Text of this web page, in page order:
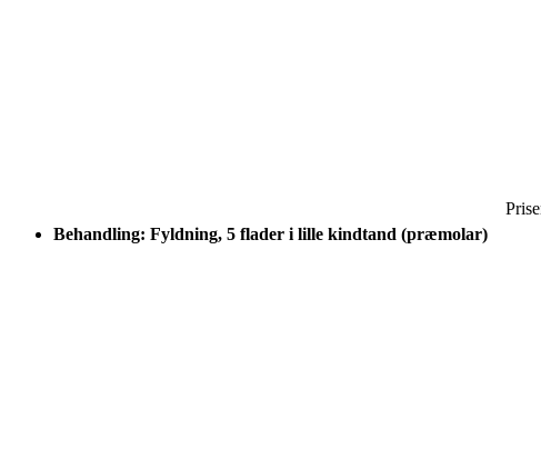
Behandling: Fyldning, 5 flader i lille kindtand (præmolar)